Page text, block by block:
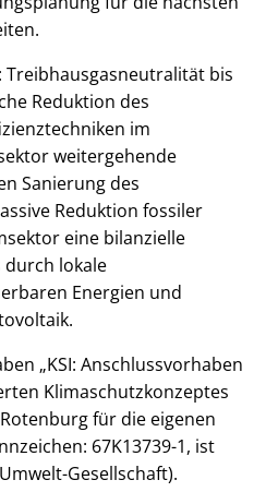
Treibhausgasneutralität bis
Reduktion des
im
weitergehende
Sanierung des
Reduktion fossiler
eine bilanzielle
durch lokale
Energien und
„KSI: Anschlussvorhaben
Klimaschutzkonzeptes
für die eigenen
67K13739-1, ist
Gesellschaft).